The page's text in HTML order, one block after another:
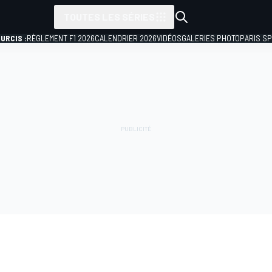
:RÈGLEMENT F1 2026CALENDRIER 2026VIDÉOSGALERIES PHOTOPARIS